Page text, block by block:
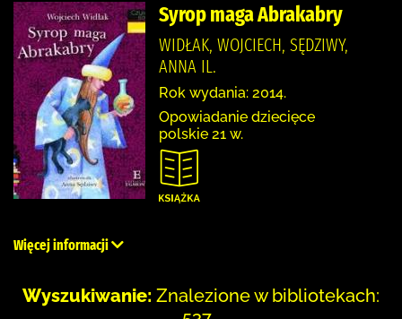
Syrop maga Abrakabry
WIDŁAK, WOJCIECH, SĘDZIWY,
ANNA IL.
Rok wydania: 2014.
Opowiadanie dziecięce
polskie 21 w.
Więcej informacji
Wyszukiwanie: Znalezione w bibliotekach: